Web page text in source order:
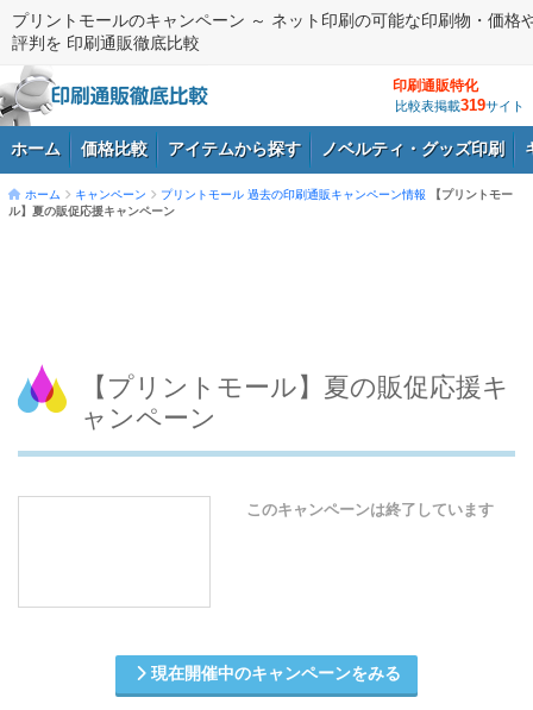
プリントモールのキャンペーン ～ ネット印刷の可能な印刷物・価格
評判を 印刷通販徹底比較
印刷通販特化
比較表掲載319サイト
ホーム 価格比較 アイテムから探す ノベルティ・グッズ印刷
ホーム キャンペーン プリントモール 過去の印刷通販キャンペーン情報
【プリントモー
ル】夏の販促応援キャンペーン
【プリントモール】夏の販促応援キ
ャンペーン
このキャンペーンは終了しています
現在開催中のキャンペーンをみる